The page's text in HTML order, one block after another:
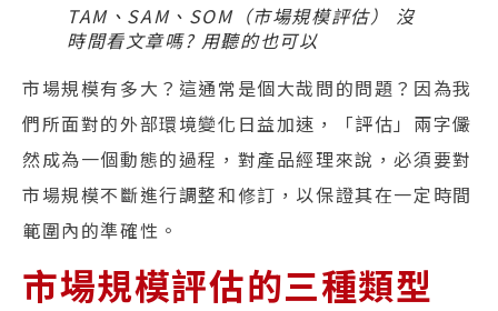
TAM、SAM、SOM（市場規模評估） 沒
時間看文章嗎? 用聽的也可以
市場規模有多大？這通常是個大哉問的問題？因為我
們所面對的外部環境變化日益加速，「評估」兩字儼
然成為一個動態的過程，對產品經理來說，必須要對
市場規模不斷進行調整和修訂，以保證其在一定時間
範圍內的準確性。
市場規模評估的三種類型